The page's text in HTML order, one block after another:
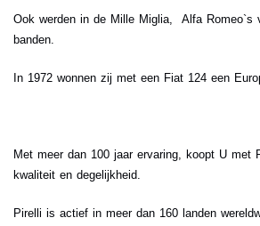
Ook werden in de Mille Miglia, Alfa Romeo`s
banden.
In 1972 wonnen zij met een Fiat 124 een
Met meer dan 100 jaar ervaring, koopt U met
kwaliteit en degelijkheid.
Pirelli is actief in meer dan 160 landen